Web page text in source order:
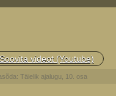
videot (Youtube)
Täielik ajalugu, 10. osa